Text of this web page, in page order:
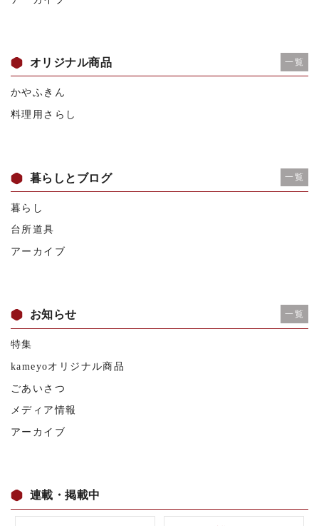
オリジナル商品 一覧
かやふきん
料理用さらし
暮らしとブログ 一覧
暮らし
台所道具
アーカイブ
お知らせ 一覧
特集
kameyoオリジナル商品
ごあいさつ
メディア情報
アーカイブ
連載・掲載中